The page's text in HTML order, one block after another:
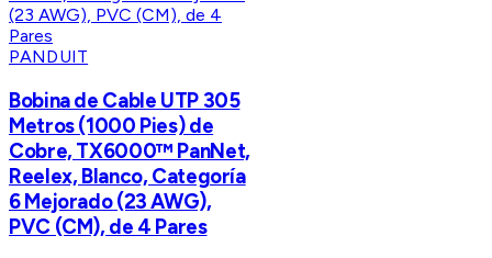
PANDUIT
Bobina de Cable UTP 305
Metros (1000 Pies) de
Cobre, TX6000™ PanNet,
Reelex, Blanco, Categoría
6 Mejorado (23 AWG),
PVC (CM), de 4 Pares